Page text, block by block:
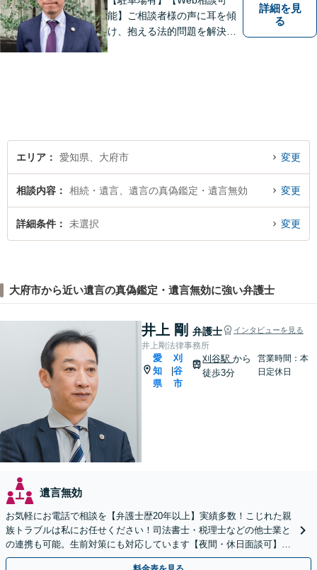
能】ご相談者様の声に耳を傾
け、抱える法的問題を解決す
詳細を見
る
エリア 愛知県、大府市 変更
相談内容 相続・遺言、遺言の真偽鑑定・遺言無効 変更
詳細条件 未選択 変更
大府市から近い遺言の真偽鑑定・遺言無効に強い弁護士
井上 剛 弁護士 インタビューを見る
井上剛法律事務所
愛
知
県
刈
谷
市
刈谷駅から
徒歩3分
営業時間：本
日定休日
遺言無効
お気軽にお電話で相談を【弁護士歴20年以上】実績多数！こじれた親
族トラブルは私にお任せください！司法書士・税理士などの他士業と
の連携も可能。生前対策にも対応しています【夜間・休日面談可】
【完全個室・秘密厳守】